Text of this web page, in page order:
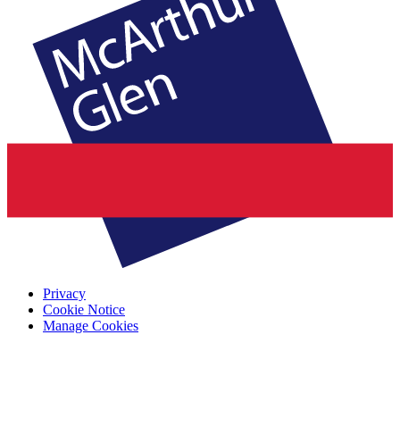
Privacy
Cookie Notice
Manage Cookies